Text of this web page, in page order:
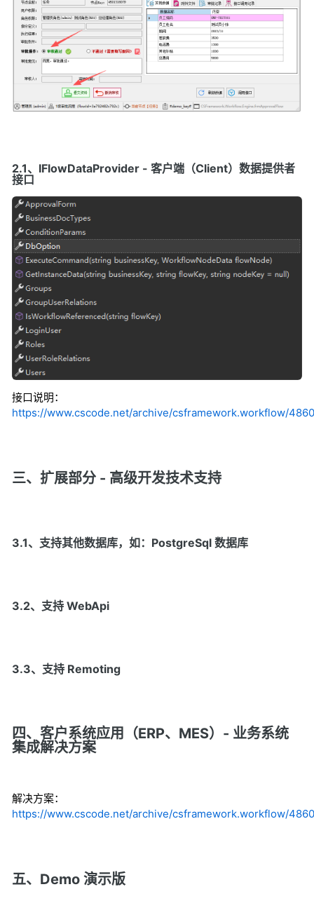
2.1、IFlowDataProvider - 客户端（Client）数据提供者
接口
接口说明：
https://www.cscode.net/archive/csframework.workflow/
三、扩展部分 - 高级开发技术支持
3.1、支持其他数据库，如：PostgreSql 数据库
3.2、支持 WebApi
3.3、支持 Remoting
四、客户系统应用（ERP、MES）- 业务系统
集成解决方案
解决方案：
https://www.cscode.net/archive/csframework.workflow/
五、Demo 演示版